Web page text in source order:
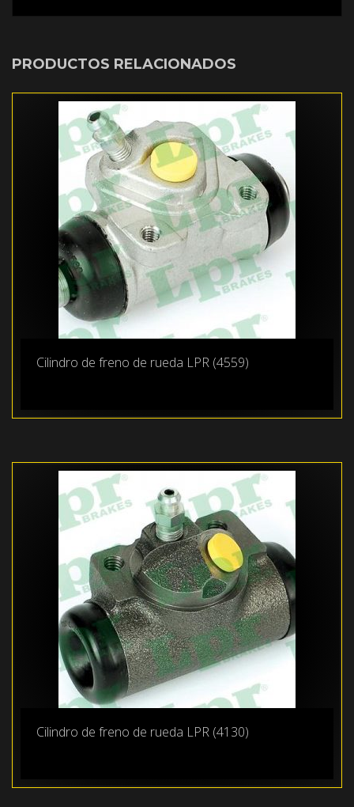
PRODUCTOS RELACIONADOS
Cilindro de freno de rueda LPR (4559)
Cilindro de freno de rueda LPR (4130)